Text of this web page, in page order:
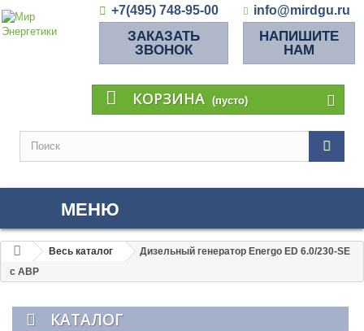
+7(495) 748-95-00 info@mirdgu.ru
ЗАКАЗАТЬ
ЗВОНОК
НАПИШИТЕ
НАМ
КОРЗИНА (пусто)
МЕНЮ
Весь каталог
Дизельный генератор Energo ED 6.0/230-SE
с АВР
КАТАЛОГ